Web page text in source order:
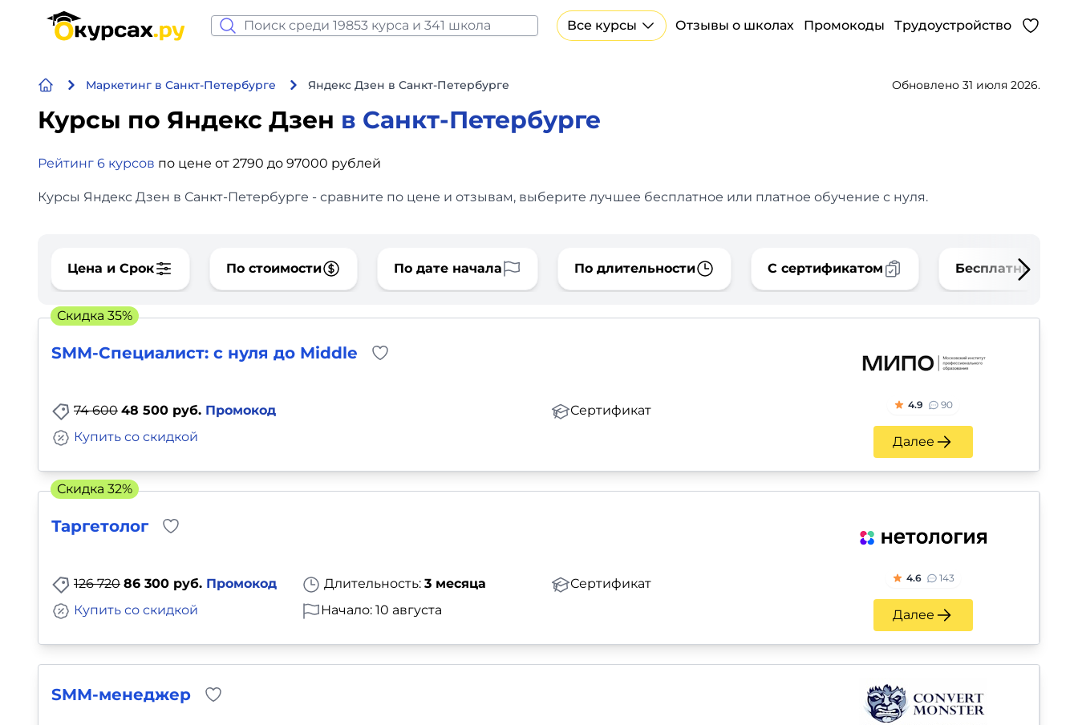
Все курсы Отзывы о школах Промокоды Трудоустройство
Маркетинг в Санкт-Петербурге Яндекс Дзен в Санкт-Петербурге Обновлено 31 июля 2026.
Курсы по Яндекс Дзен в Санкт-Петербурге
Рейтинг 6 курсов по цене от 2790 до 97000 рублей
Курсы Яндекс Дзен в Санкт-Петербурге - сравните по цене и отзывам, выберите лучшее бесплатное или платное обучение с нуля.
Цена и Срок По стоимости По дате начала По длительности С сертификатом Бесплатные
SMM-Специалист: c нуля до Middle
74 600 48 500 руб. Промокод
Сертификат
Купить со скидкой
4.9 90
Далее
Скидка 35%
Таргетолог
126 720 86 300 руб. Промокод Длительность: 3 месяца
Сертификат
Купить со скидкой
Начало: 10 августа
4.6 143
Далее
Скидка 32%
SMM-менеджер
Программирование
Бизнес и финансы
Дизайн
Видео, фото, аудио
Маркетинг
Иностранный язык
Красота, здоровье, фитнес
Психология и саморазвитие
Тесты на профориентацию
Курсы по нейросетям
Бесплатно